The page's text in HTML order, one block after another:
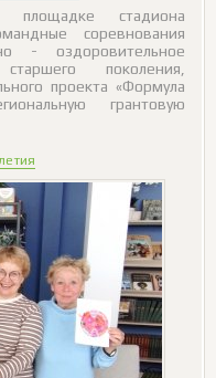
стадиона
соревнования
- оздоровительное
поколения,
проекта «Формула
грантовую